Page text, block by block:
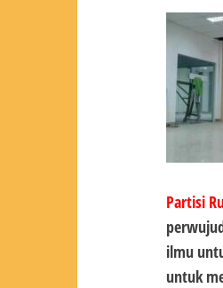
Partisi
ilmu
untuk